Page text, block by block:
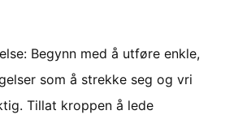
Begynn med å utføre enkle,
som å strekke seg og vri
Tillat kroppen å lede